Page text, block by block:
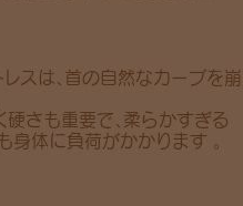
スは、首の自然なカーブを崩
硬さも重要で、柔らかすぎる
身体に負荷がかかります 。